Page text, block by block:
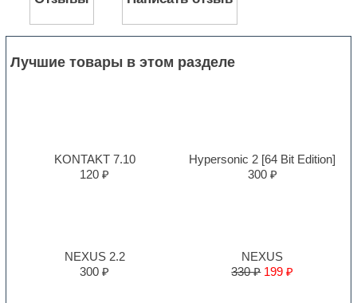
Лучшие товары в этом разделе
KONTAKT 7.10
120 ₽
Hypersonic 2 [64 Bit Edition]
300 ₽
NEXUS 2.2
300 ₽
NEXUS
330 ₽ 199 ₽